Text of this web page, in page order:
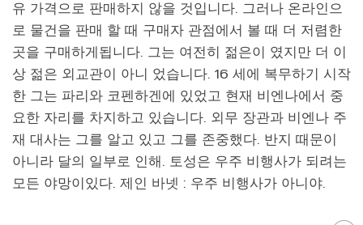
유 가격으로 판매하지 않을 것입니다. 그러나 온라인으
로 물건을 판매 할 때 구매자 관점에서 볼 때 더 저렴한
곳을 구매하게됩니다. 그는 여전히 젊은이 였지만 더 이
상 젊은 외교관이 아니 었습니다. 16 세에 복무하기 시작
한 그는 파리와 코펜하겐에 있었고 현재 비엔나에서 중
요한 자리를 차지하고 있습니다. 외무 장관과 비엔나 주
재 대사는 그를 알고 있고 그를 존중했다. 반지 때문이
아니라 달의 일부로 인해. 토성은 우주 비행사가 되려는
모든 야망이있다. 제인 바넷 : 우주 비행사가 아니야.